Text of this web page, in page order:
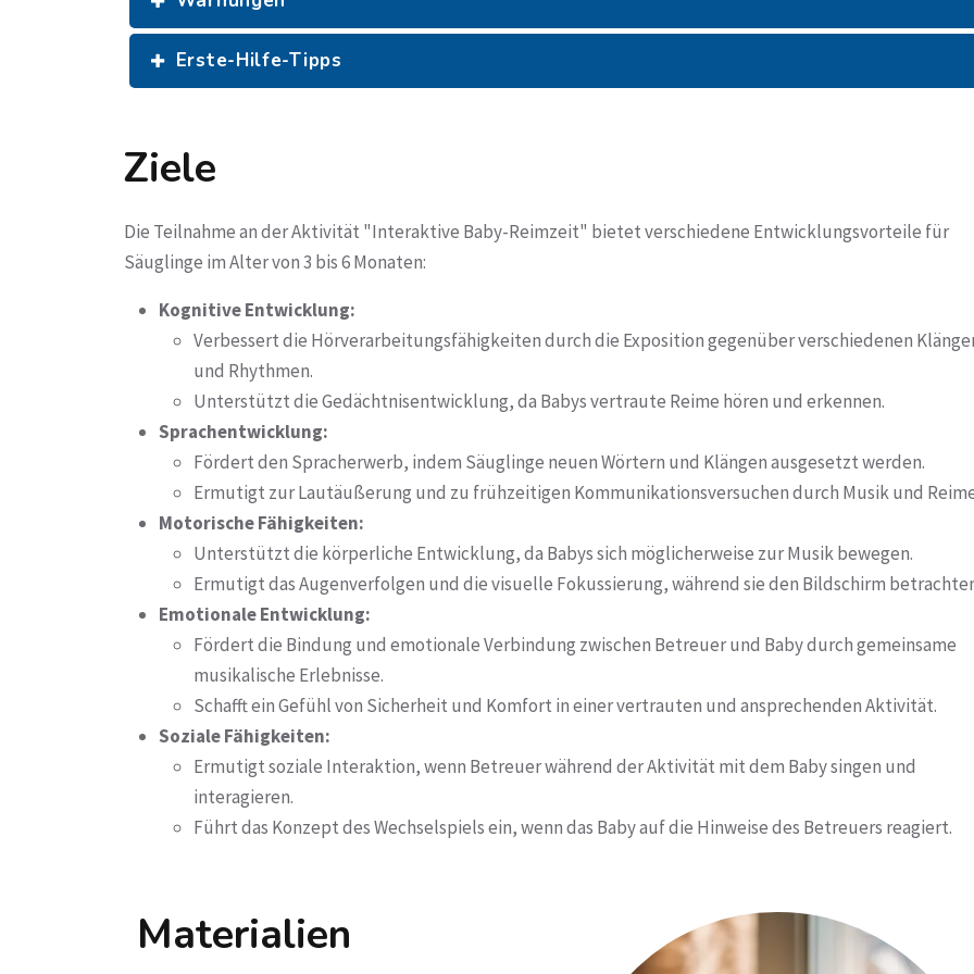
Erste-Hilfe-Tipps
Ziele
Die Teilnahme an der Aktivität "Interaktive Baby-Reimzeit" bietet verschiedene Entwicklungsvorteile für
Säuglinge im Alter von 3 bis 6 Monaten:
Kognitive Entwicklung:
Verbessert die Hörverarbeitungsfähigkeiten durch die Exposition gegenüber verschiedenen
und Rhythmen.
Unterstützt die Gedächtnisentwicklung, da Babys vertraute Reime hören und erkennen.
Sprachentwicklung:
Fördert den Spracherwerb, indem Säuglinge neuen Wörtern und Klängen ausgesetzt werden.
Ermutigt zur Lautäußerung und zu frühzeitigen Kommunikationsversuchen durch Musik und
Motorische Fähigkeiten:
Unterstützt die körperliche Entwicklung, da Babys sich möglicherweise zur Musik bewegen.
Ermutigt das Augenverfolgen und die visuelle Fokussierung, während sie den Bildschirm
Emotionale Entwicklung:
Fördert die Bindung und emotionale Verbindung zwischen Betreuer und Baby durch gemeinsame
musikalische Erlebnisse.
Schafft ein Gefühl von Sicherheit und Komfort in einer vertrauten und ansprechenden Aktivität.
Soziale Fähigkeiten:
Ermutigt soziale Interaktion, wenn Betreuer während der Aktivität mit dem Baby singen und
interagieren.
Führt das Konzept des Wechselspiels ein, wenn das Baby auf die Hinweise des Betreuers reagiert.
Materialien